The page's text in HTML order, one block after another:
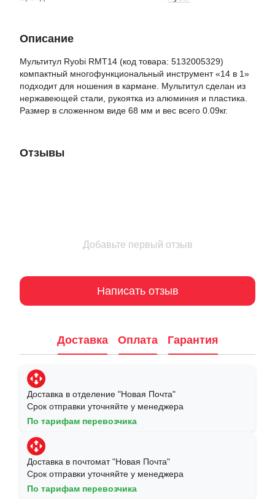
Описание
Мультитул Ryobi RMT14 (код товара: 5132005329)
компактный многофункциональный инструмент «14 в 1»
подходит для ношения в кармане. Мультитул сделан из
нержавеющей стали, рукоятка из алюминия и пластика.
Размер в сложенном виде 68 мм и вес всего 0.09кг.
Отзывы
Добавьте первый отзыв
Написать отзыв
Доставка Оплата Гарантия
Доставка в отделение "Новая Почта"
Срок отправки уточняйте у менеджера
По тарифам перевозчика
Доставка в почтомат "Новая Почта"
Срок отправки уточняйте у менеджера
По тарифам перевозчика